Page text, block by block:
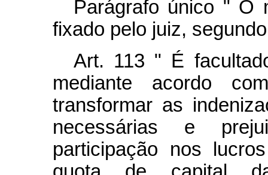
Parágrafo único " O
fixado pelo juiz,
Art. 113 " É
mediante acordo
transformar as
necessárias e
participação nos